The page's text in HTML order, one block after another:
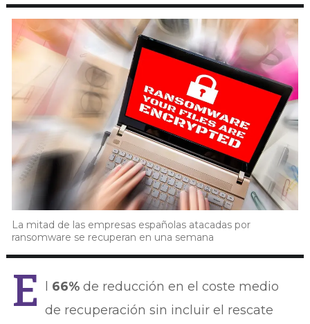
La mitad de las empresas españolas atacadas por
ransomware se recuperan en una semana
E 66% de reducción en el coste medio
de recuperación sin incluir el rescate